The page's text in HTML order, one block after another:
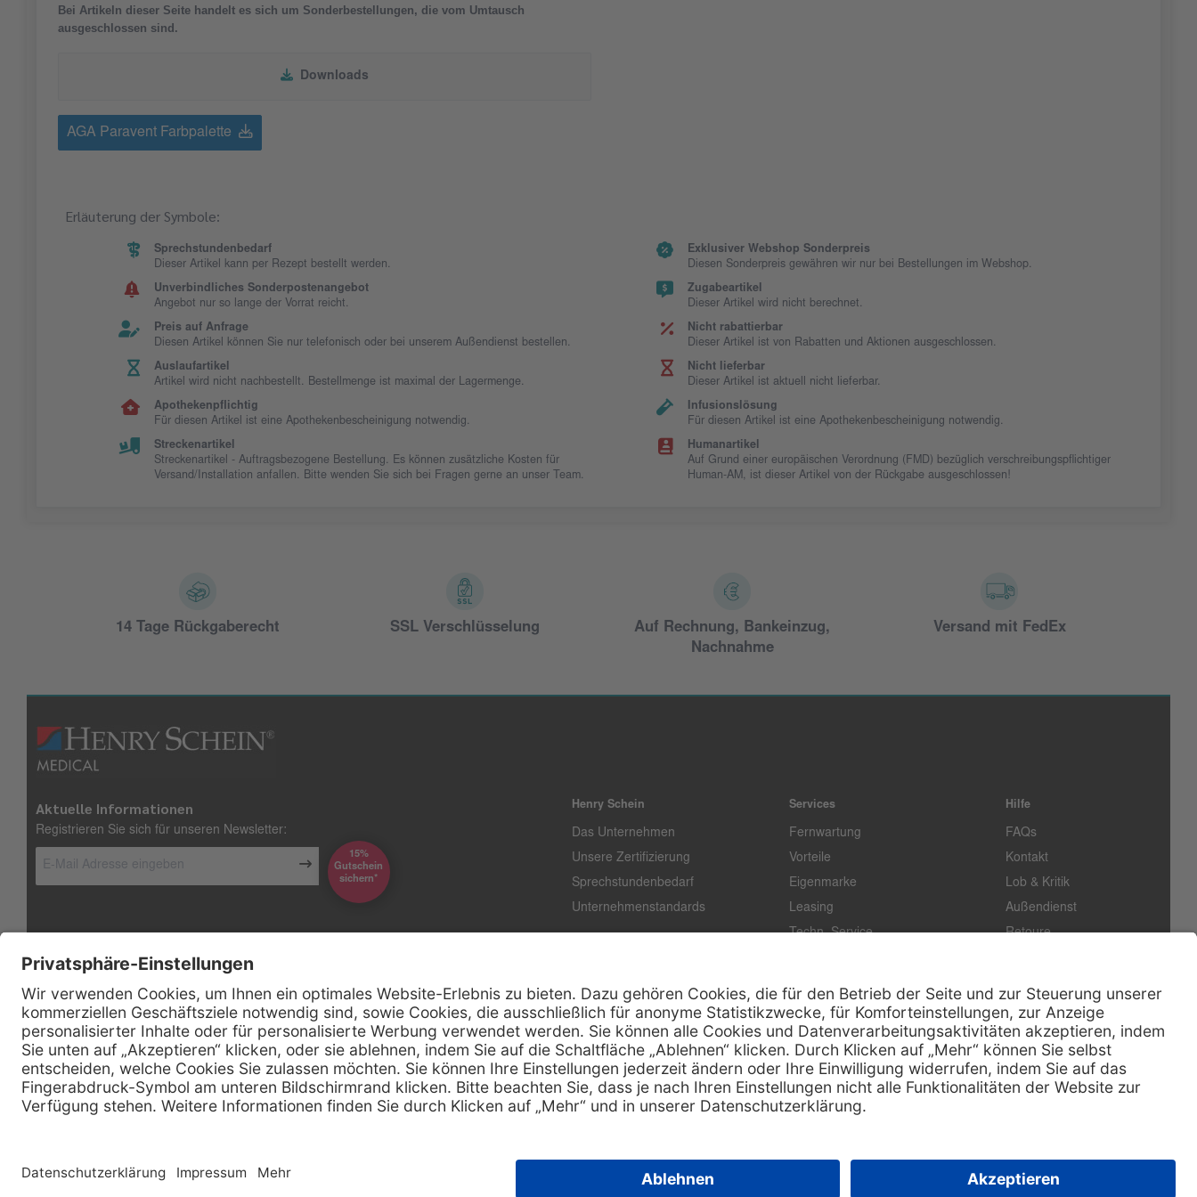
Bei Artikeln dieser Seite handelt es sich um Sonderbestellungen, die vom Umtausch
ausgeschlossen sind.
Downloads
AGA Paravent Farbpalette
Erläuterung der Symbole:
Sprechstundenbedarf
Dieser Artikel kann per Rezept bestellt werden.
Exklusiver Webshop Sonderpreis
Diesen Sonderpreis gewähren wir nur bei Bestellungen im Webshop.
Unverbindliches Sonderpostenangebot
Angebot nur so lange der Vorrat reicht.
Zugabeartikel
Dieser Artikel wird nicht berechnet.
Preis auf Anfrage
Diesen Artikel können Sie nur telefonisch oder bei unserem Außendienst bestellen.
Nicht rabattierbar
Dieser Artikel ist von Rabatten und Aktionen ausgeschlossen.
Auslaufartikel
Artikel wird nicht nachbestellt. Bestellmenge ist maximal der Lagermenge.
Nicht lieferbar
Dieser Artikel ist aktuell nicht lieferbar.
Apothekenpflichtig
Für diesen Artikel ist eine Apothekenbescheinigung notwendig.
Infusionslösung
Für diesen Artikel ist eine Apothekenbescheinigung notwendig.
Streckenartikel
Streckenartikel - Auftragsbezogene Bestellung. Es können zusätzliche Kosten für
Versand/Installation anfallen. Bitte wenden Sie sich bei Fragen gerne an unser Team.
Humanartikel
Auf Grund einer europäischen Verordnung (FMD) bezüglich verschreibungspflichtiger
Human-AM, ist dieser Artikel von der Rückgabe ausgeschlossen!
14 Tage Rückgaberecht SSL Verschlüsselung
Auf Rechnung, Bankeinzug,
Nachnahme
Versand mit FedEx
Aktuelle Informationen
Registrieren Sie sich für unseren Newsletter:
15%
Gutschein
*sichern
Henry Schein Medical GmbH
Alt-Moabit 96 b
D-10559 Berlin
Telefon: 0800 - 888 777 6
Telefax: 0800 - 888 777 8
Henry Schein
Das Unternehmen
Unsere Zertifizierung
Sprechstundenbedarf
Unternehmenstandards
Services
Fernwartung
Vorteile
Eigenmarke
Leasing
Techn. Service
Hilfe
FAQs
Kontakt
Lob & Kritik
Außendienst
Retoure
Zertifikat Rechtliches
Impressum
Datenschutz
AGB